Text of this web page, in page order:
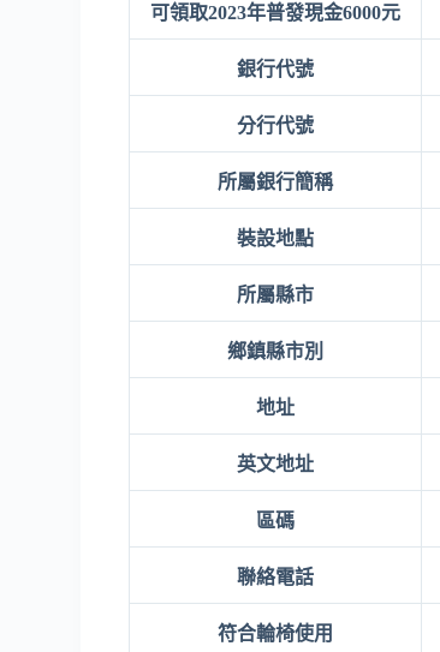
可領取2023年普發現金6000元
銀行代號
分行代號
所屬銀行簡稱
裝設地點
所屬縣市
鄉鎮縣市別
地址
英文地址
區碼
聯絡電話
符合輪椅使用